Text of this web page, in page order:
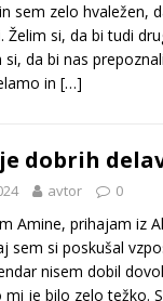
sem zelo hvaležen,
Želim si, da bi tudi
da bi nas
in […]
dobrih
avtor 0
Amine, prihajam iz
sem si poskušal
nisem dobil
mi je bilo zelo težko.